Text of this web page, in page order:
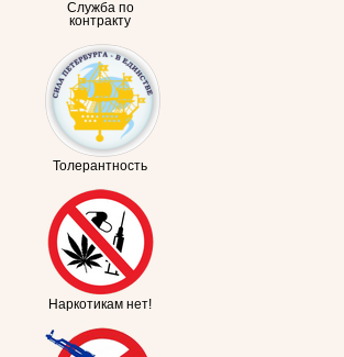
Служба по
контракту
Толерантность
Наркотикам нет!